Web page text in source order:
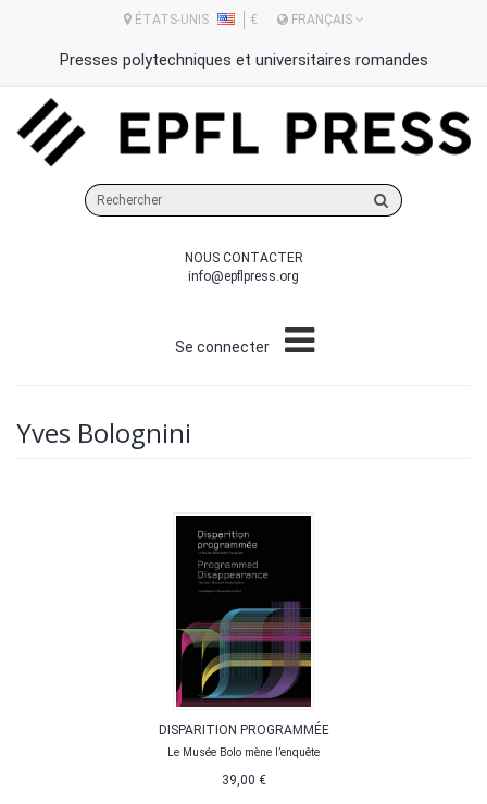
ÉTATS-UNIS € FRANÇAIS
Presses polytechniques et universitaires romandes
sur
site
NOUS CONTACTER
info@epflpress.org
Se connecter
Yves Bolognini
DISPARITION PROGRAMMÉE
Le Musée Bolo mène l’enquête
39,00 €